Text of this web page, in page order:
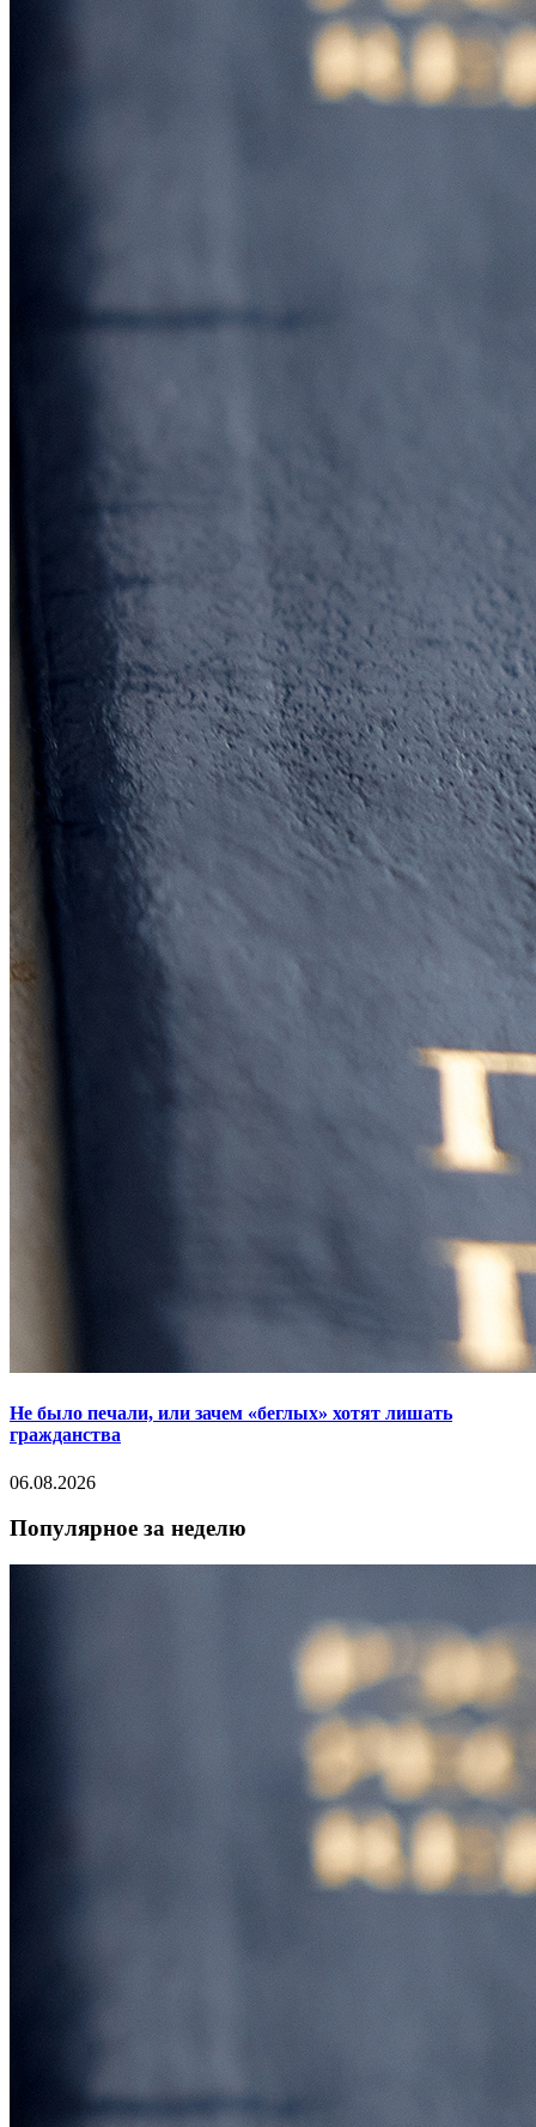
Не было печали, или зачем «беглых» хотят лишать
гражданства
06.08.2026
Популярное за неделю